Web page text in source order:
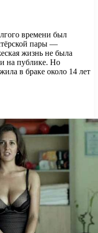
времени был
пары —
жизнь не была
на публике. Но
в браке около 14 лет